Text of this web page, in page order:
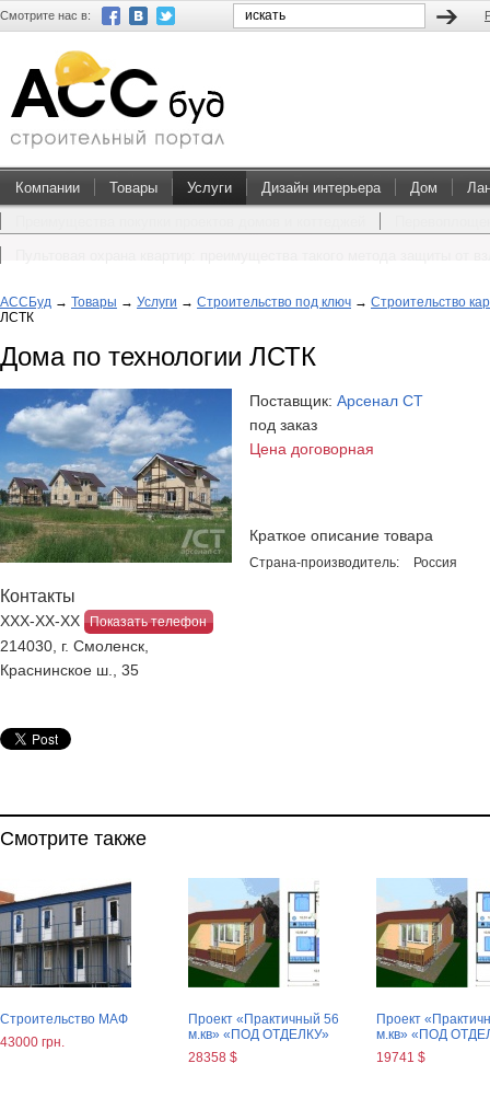
Смотрите нас в:
Компании Товары Услуги Дизайн интерьера Дом
АССБуд → Товары → Услуги → Строительство под ключ → Строительство
ЛСТК
Дома по технологии ЛСТК
Контакты
ХХХ-ХХ-ХХ Показать телефон
214030, г. Смоленск,
Краснинское ш., 35
Поставщик: Арсенал СТ
под заказ
Цена договорная
Краткое описание товара
Страна-производитель: Россия
Смотрите также
Строительство МАФ
43000 грн.
Проект «Практичный 56
м.кв» «ПОД ОТДЕЛКУ»
28358 $
Проект
м.кв» «ПОД
19741 $